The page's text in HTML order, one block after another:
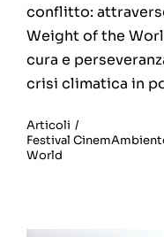
conflitto:
Weight of the
cura e
crisi climatica in
Articoli /
Festival
World